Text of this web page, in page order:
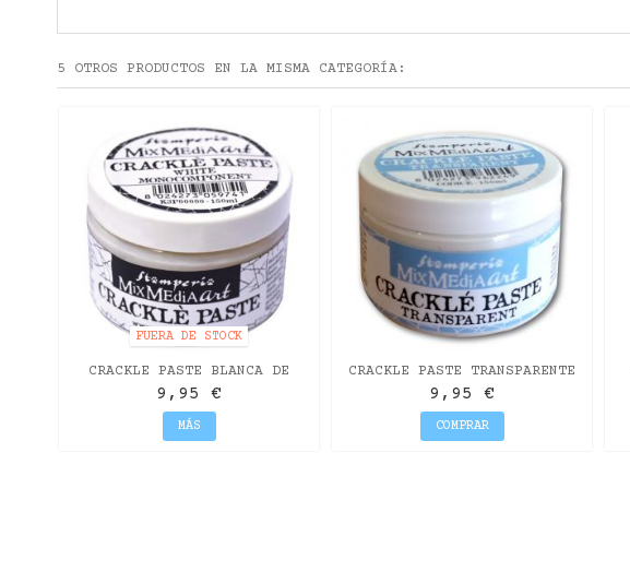
5 OTROS PRODUCTOS EN LA MISMA CATEGORÍA:
FUERA DE STOCK
CRACKLE PASTE BLANCA DE
STAMPERIA 150ML
9,95 €
MÁS
CRACKLE PASTE TRANSPARENTE
DE STAMPERIA 150ML
9,95 €
COMPRAR